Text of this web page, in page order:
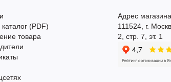
(PDF)
товара
Адрес
111524, г.
2, стр. 7, эт. 1